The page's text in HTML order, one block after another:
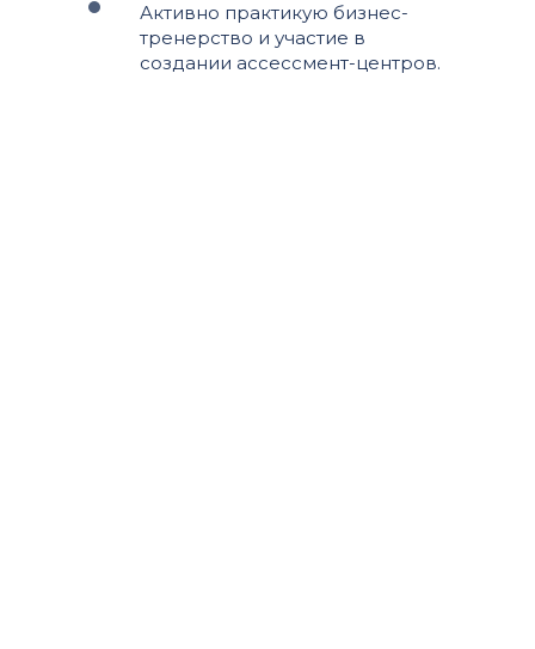
Активно практикую бизнес-
тренерство и участие в
создании ассессмент-центров.